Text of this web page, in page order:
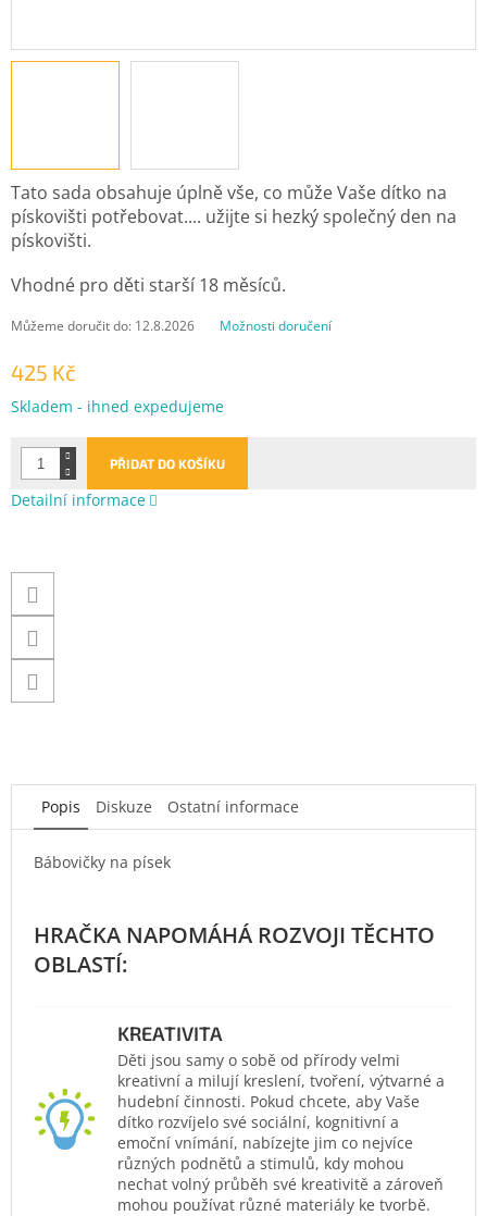
425 Kč
Měrná
Skladem - ihned expedujeme
Můžeme doručit do: 12.8.2026 Možnosti doručení
PŘIDAT DO KOŠÍKU
Tato sada obsahuje úplně vše, co může Vaše dítko na
pískovišti potřebovat.... užijte si hezký společný den na
pískovišti.
Vhodné pro děti starší 18 měsíců.
Detailní informace
Popis Diskuze Ostatní informace
Bábovičky na písek
KREATIVITA
Děti jsou samy o sobě od přírody velmi
kreativní a milují kreslení, tvoření, výtvarné a
hudební činnosti. Pokud chcete, aby Vaše
dítko rozvíjelo své sociální, kognitivní a
emoční vnímání, nabízejte jim co nejvíce
různých podnětů a stimulů, kdy mohou
nechat volný průběh své kreativitě a zároveň
mohou používat různé materiály ke tvorbě.